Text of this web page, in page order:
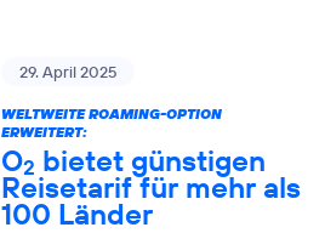
29. April 2025
WELTWEITE ROAMING-OPTION
ERWEITERT:
O2 bietet günstigen
Reisetarif für mehr als
100 Länder